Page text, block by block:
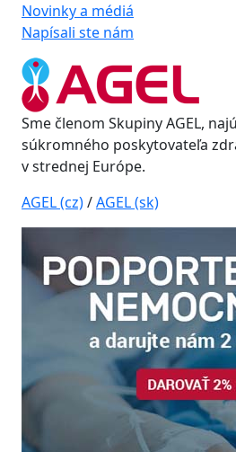
Novinky a médiá
Napísali ste nám
Sme členom Skupiny AGEL,
súkromného poskytovateľa
v strednej Európe.
AGEL (cz)/AGEL (sk)